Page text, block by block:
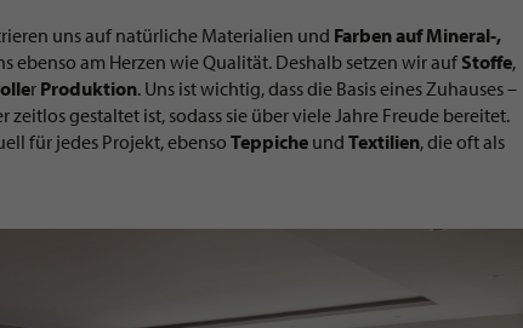
uns auf natürliche Materialien und Farben auf Mineral-,
ebenso am Herzen wie Qualität. Deshalb setzen wir auf Stoffe,
r Produktion. Uns ist wichtig, dass die Basis eines Zuhauses –
zeitlos gestaltet ist, sodass sie über viele Jahre Freude bereitet.
für jedes Projekt, ebenso Teppiche und Textilien, die oft als